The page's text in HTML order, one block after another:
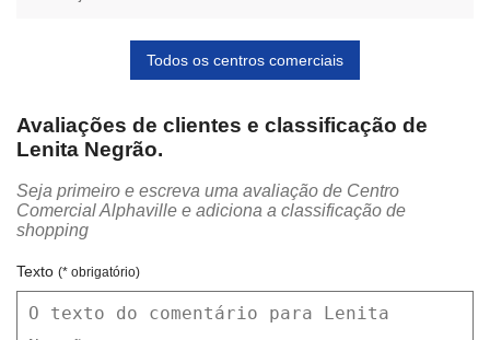
Todos os centros comerciais
Avaliações de clientes e classificação de
Lenita Negrão.
Seja primeiro e escreva uma avaliação de Centro
Comercial Alphaville e adiciona a classificação de
shopping
Texto (* obrigatório)